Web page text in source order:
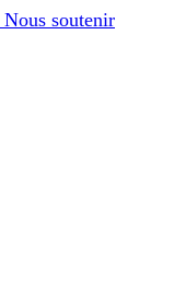
Nous soutenir